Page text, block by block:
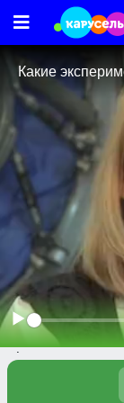
Видео Телешоу
нравится
Какие
проводить